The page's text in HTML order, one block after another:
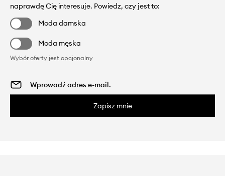
naprawdę Cię interesuje. Powiedz, czy jest to:
Moda damska
Moda męska
Wybór oferty jest opcjonalny
Zapisz mnie